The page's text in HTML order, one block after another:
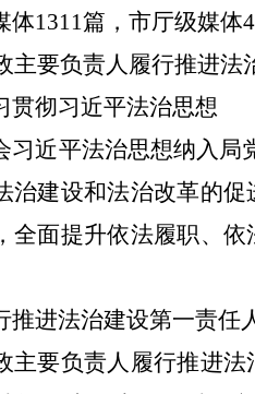
体1311篇，市厅级媒
主要负责人履行推进
贯彻习近平法治思想
习近平法治思想纳入
治建设和法治改革的
全面提升依法履职、
推进法治建设第一责任
主要负责人履行推进